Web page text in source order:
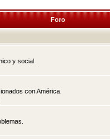
Foro
y social.
con América.